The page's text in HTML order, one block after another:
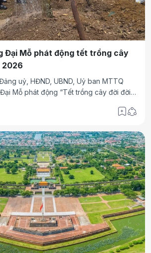
Đại Mỗ phát động tết trồng cây
2026
uỷ, HĐND, UBND, Uỷ ban MTTQ
Mỗ phát động “Tết trồng cây đời đời